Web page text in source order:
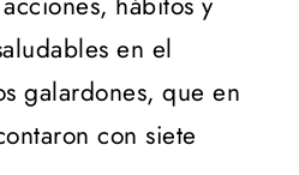
en el
galardones, que en
con siete